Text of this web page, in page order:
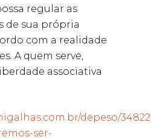
regular as
de sua própria
com a realidade
A quem serve,
associativa
depeso/
ser-